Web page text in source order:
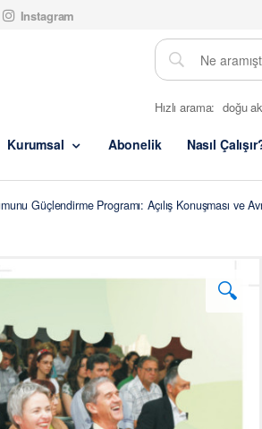
Instagram
Hızlı arama: doğu
Kurumsal Abonelik Nasıl
Güçlendirme Programı: Açılış Konuşması ve
🔍